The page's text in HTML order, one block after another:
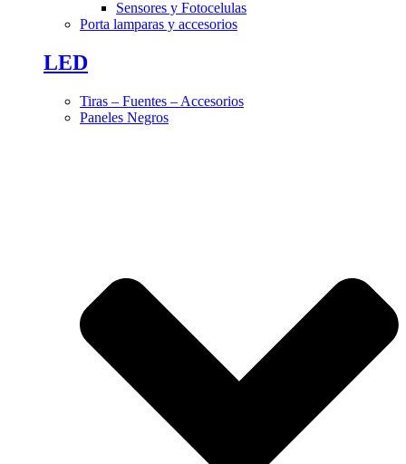
Sensores y Fotocelulas
Porta lamparas y accesorios
LED
Tiras – Fuentes – Accesorios
Paneles Negros